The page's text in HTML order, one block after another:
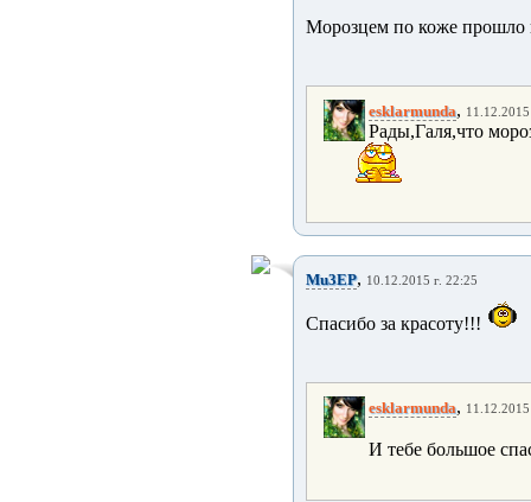
Морозцем по коже прошло
esklarmunda,
Рады,Галя,что
Mu3EP, 10.12.2015 г. 22:25
Спасибо за красоту!!!
esklarmunda,
И тебе большое